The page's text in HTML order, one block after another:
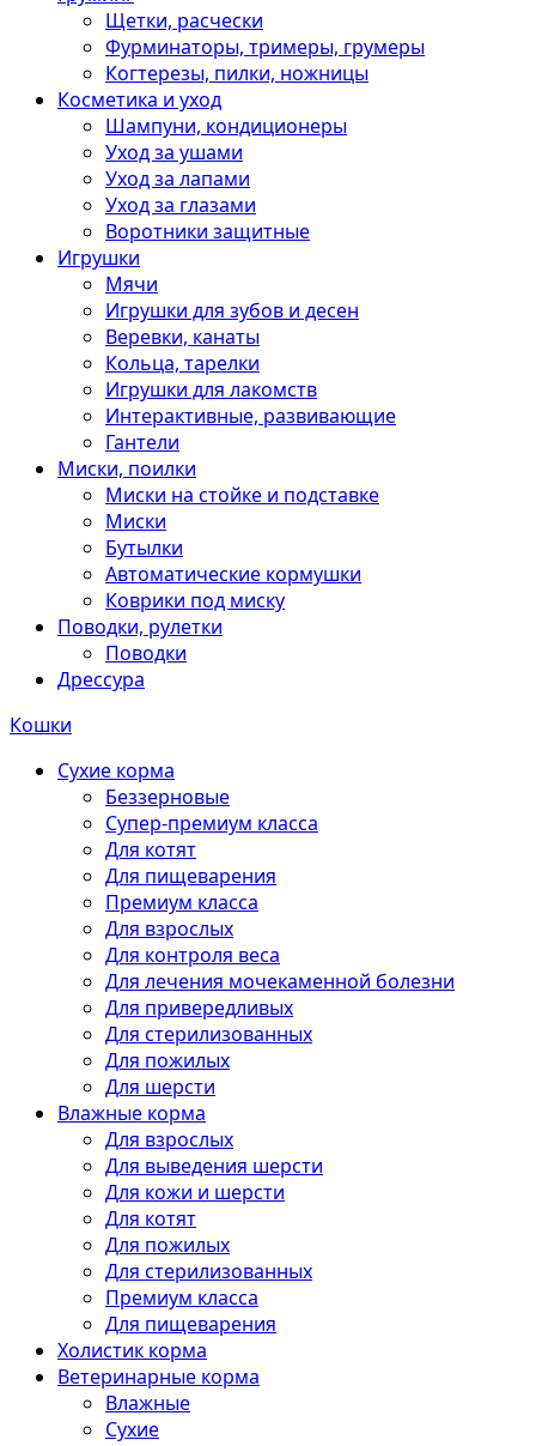
Щетки, расчески
Фурминаторы, тримеры, грумеры
Когтерезы, пилки, ножницы
Косметика и уход
Шампуни, кондиционеры
Уход за ушами
Уход за лапами
Уход за глазами
Воротники защитные
Игрушки
Мячи
Игрушки для зубов и десен
Веревки, канаты
Кольца, тарелки
Игрушки для лакомств
Интерактивные, развивающие
Гантели
Миски, поилки
Миски на стойке и подставке
Миски
Бутылки
Автоматические кормушки
Коврики под миску
Поводки, рулетки
Поводки
Дрессура
Кошки
Сухие корма
Беззерновые
Супер-премиум класса
Для котят
Для пищеварения
Премиум класса
Для взрослых
Для контроля веса
Для лечения мочекаменной болезни
Для привередливых
Для стерилизованных
Для пожилых
Для шерсти
Влажные корма
Для взрослых
Для выведения шерсти
Для кожи и шерсти
Для котят
Для пожилых
Для стерилизованных
Премиум класса
Для пищеварения
Холистик корма
Ветеринарные корма
Влажные
Сухие